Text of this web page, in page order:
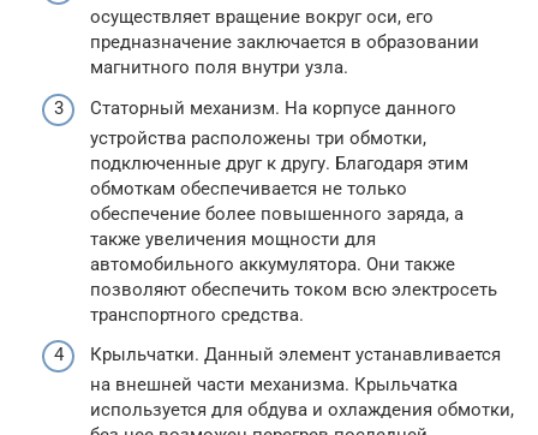
осуществляет вращение вокруг оси, его
предназначение заключается в образовании
магнитного поля внутри узла.
Статорный механизм. На корпусе данного
устройства расположены три обмотки,
подключенные друг к другу. Благодаря этим
обмоткам обеспечивается не только
обеспечение более повышенного заряда, а
также увеличения мощности для
автомобильного аккумулятора. Они также
позволяют обеспечить током всю электросеть
транспортного средства.
Крыльчатки. Данный элемент устанавливается
на внешней части механизма. Крыльчатка
используется для обдува и охлаждения обмотки,